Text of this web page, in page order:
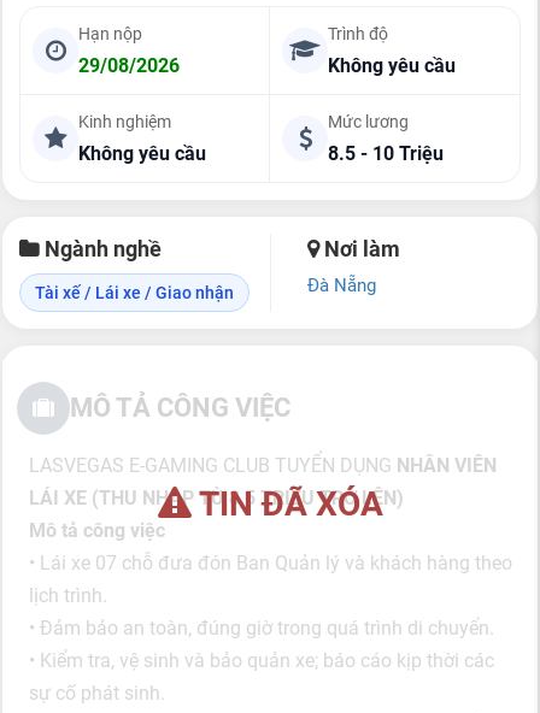
Hạn nộp
29/08/2026
Trình độ
Không yêu cầu
Kinh nghiệm
Không yêu cầu
Mức lương
8.5 - 10 Triệu
Ngành nghề
Tài xế / Lái xe / Giao nhận
Nơi làm
Đà Nẵng
TIN ĐÃ XÓA
MÔ TẢ CÔNG VIỆC
LASVEGAS E-GAMING CLUB TUYỂN DỤNG NHÂN VIÊN
LÁI XE (THU NHẬP TỪ 8,5 TRIỆU TRỞ LÊN)
Mô tả công việc
• Lái xe 07 chỗ đưa đón Ban Quản lý và khách hàng theo
lịch trình.
• Đảm bảo an toàn, đúng giờ trong quá trình di chuyển.
• Kiểm tra, vệ sinh và bảo quản xe; báo cáo kịp thời các
sự cố phát sinh.